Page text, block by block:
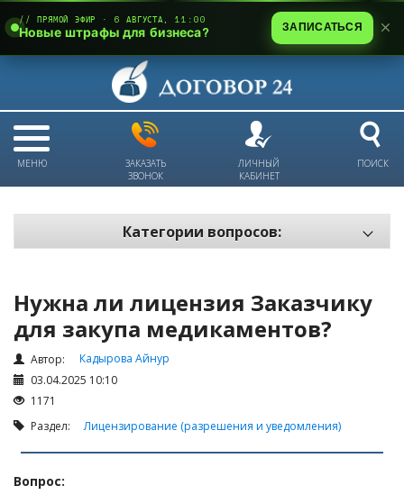
МЕНЮ
ЗАКАЗАТЬ
ЗВОНОК
ЛИЧНЫЙ
КАБИНЕТ
ПОИСК
Категории вопросов:
Техника безопасности и охрана труда
Антикризис: долги и обязательства
Налоги и Налогообложение
Трудовые отношения
Договоры
Нужна ли лицензия Заказчику
для закупа медикаментов?
Автор:
Кадырова Айнур
03.04.2025 10:10
1171
Раздел:Лицензирование (разрешения и уведомления)
Вопрос:
// ПРЯМОЙ ЭФИР · 6 АВГУСТА, 11:00
Новые штрафы для бизнеса? ЗАПИСАТЬСЯ